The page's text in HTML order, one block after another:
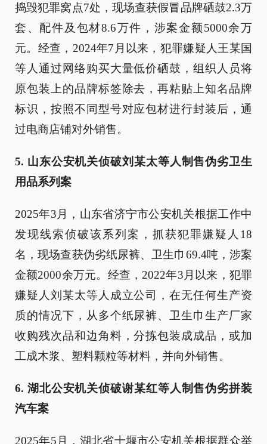
捣毁犯罪窝点7处，现场查获假冒品牌硒鼓2.3万
套、配件及包材8.6万件，涉案金额5000余万
元。经查，2024年7月以来，犯罪嫌疑人王某国
等人通过网络购买大量低价硒鼓，组织人员将
原包装上的品牌标签除去，再粘贴上知名品牌
标识，按照不同型号对应包材进行封装后，通
过电商店铺对外销售。
5. 山东公安机关侦破刘某太等人制售伪劣卫生
用品系列案
2025年3月，山东省济宁市公安机关根据工作中
发现线索侦破该系列案，抓获犯罪嫌疑人18
名，现场查获伪劣纸尿裤、卫生巾69.4吨，涉案
金额2000余万元。经查，2022年3月以来，犯罪
嫌疑人刘某太等人成立公司，在无任何生产资
质的情况下，从多个纸尿裤、卫生巾生产厂家
收购残次品和边角料，分拣包装成成品，或加
工成木浆、塑料颗粒等材料，并向外销售。
6. 湖北公安机关侦破谢某红等人制售伪劣拼装
汽车案
2025年5月，湖北省十堰市公安机关根据群众举